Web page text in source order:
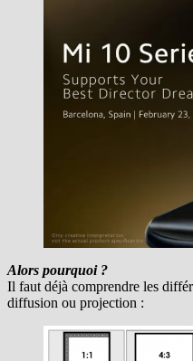
Alors pourquoi ?
Il faut déjà comprendre les
diffusion ou projection :